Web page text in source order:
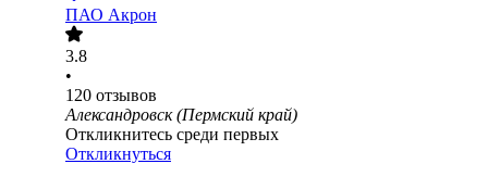
ПАО Акрон
3.8
•
120 отзывов
Александровск (Пермский край)
Откликнитесь среди первых
Откликнуться